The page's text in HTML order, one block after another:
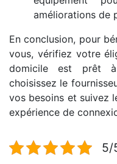
améliorations de
En conclusion, pour
vous, vérifiez votre
domicile est prêt
choisissez le
vos besoins et suivez
expérience de
5/